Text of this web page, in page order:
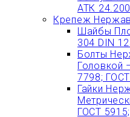
АТК
Крепеж
Шайбы
304 DIN
Болты
Головкой
7798;
Гайки
ГОСТ